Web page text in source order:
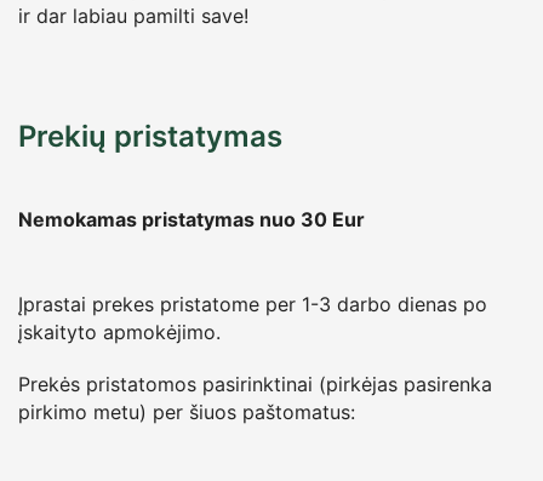
ir dar labiau pamilti save!
Prekių pristatymas
Nemokamas pristatymas nuo 30 Eur
Įprastai prekes pristatome per 1-3 darbo dienas po
įskaityto apmokėjimo.
Prekės pristatomos pasirinktinai (pirkėjas pasirenka
pirkimo metu) per šiuos paštomatus: